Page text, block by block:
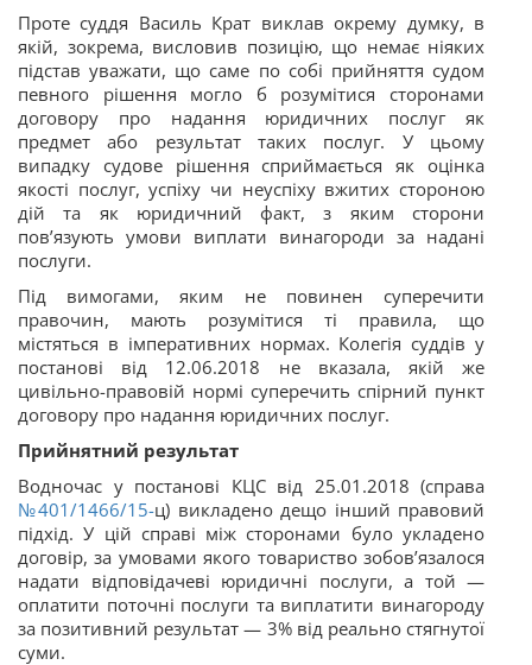
Проте суддя Василь Крат виклав окрему думку, в
якій, зокрема, висловив позицію, що немає ніяких
підстав уважати, що саме по собі прийняття судом
певного рішення могло б розумітися сторонами
договору про надання юридичних послуг як
предмет або результат таких послуг. У цьому
випадку судове рішення сприймається як оцінка
якості послуг, успіху чи неуспіху вжитих стороною
дій та як юридичний факт, з яким сторони
пов’язують умови виплати винагороди за надані
послуги.
Під вимогами, яким не повинен суперечити
правочин, мають розумітися ті правила, що
містяться в імперативних нормах. Колегія суддів у
постанові від 12.06.2018 не вказала, якій же
цивільно-правовій нормі суперечить спірний пункт
договору про надання юридичних послуг.
Прийнятний результат
Водночас у постанові КЦС від 25.01.2018 (справа
№401/1466/15-ц) викладено дещо інший правовий
підхід. У цій справі між сторонами було укладено
договір, за умовами якого товариство зобов’язалося
надати відповідачеві юридичні послуги, а той —
оплатити поточні послуги та виплатити винагороду
за позитивний результат — 3% від реально стягнутої
суми.